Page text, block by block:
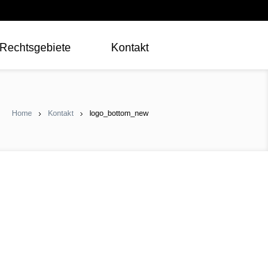
Rechtsgebiete Kontakt
Home Kontakt logo_bottom_new